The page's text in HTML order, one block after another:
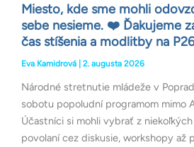
Miesto, kde sme mohli
sebe nesieme. ❤️ Ďakujeme
čas stíšenia a modlitby na
Eva Kamidrová | 2. augusta 2026
Národné stretnutie mládeže v
sobotu popoludní programom mimo
Účastníci si mohli vybrať z
povolaní cez diskusie, workshopy až
a
modlitby
na
P26.